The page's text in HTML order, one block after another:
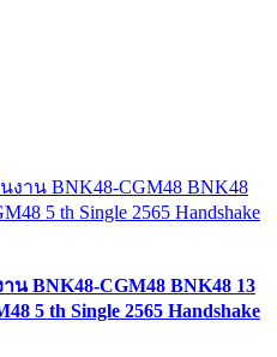
BNK48-CGM48 BNK48 13
5 th Single 2565 Handshake